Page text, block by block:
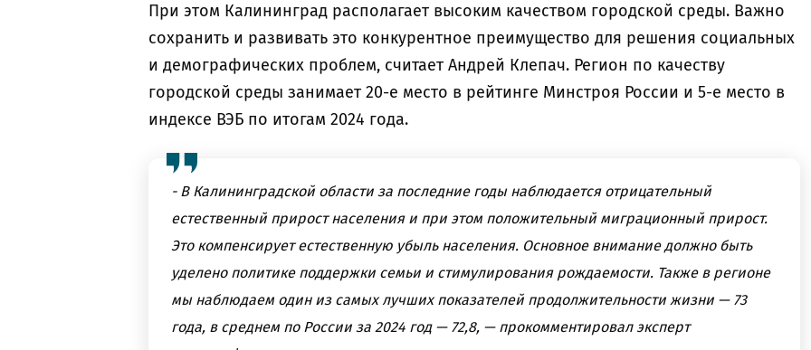
При этом Калининград располагает высоким качеством городской среды. Важно
сохранить и развивать это конкурентное преимущество для решения социальных
и демографических проблем, считает Андрей Клепач. Регион по качеству
городской среды занимает 20-е место в рейтинге Минстроя России и 5-е место в
индексе ВЭБ по итогам 2024 года.
- В Калининградской области за последние годы наблюдается отрицательный
естественный прирост населения и при этом положительный миграционный прирост.
Это компенсирует естественную убыль населения. Основное внимание должно быть
уделено политике поддержки семьи и стимулирования рождаемости. Также в регионе
мы наблюдаем один из самых лучших показателей продолжительности жизни — 73
года, в среднем по России за 2024 год — 72,8, — прокомментировал эксперт